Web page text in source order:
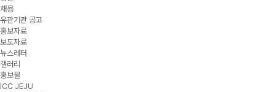
채용
유관기관 공고
홍보자료
보도자료
뉴스레터
갤러리
홍보물
ICC JEJU